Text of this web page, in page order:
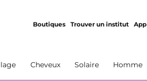
Boutiques Trouver un institut App
Cheveux Solaire Homme